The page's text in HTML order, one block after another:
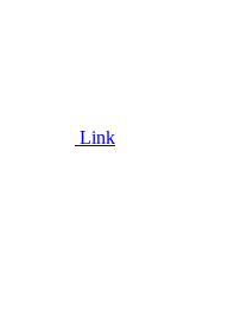
Link